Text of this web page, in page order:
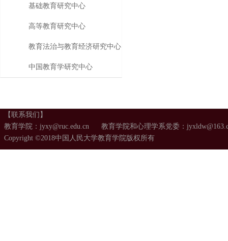
基础教育研究中心
高等教育研究中心
教育法治与教育经济研究中心
中国教育学研究中心
【联系我们】
教育学院：jyxy@ruc.edu.cn 教育学院和心理学系党委：
Copyright ©2018中国人民大学教育学院版权所有